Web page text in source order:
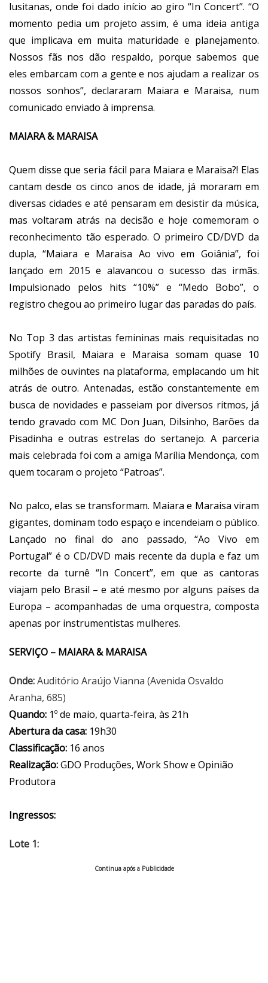
lusitanas, onde foi dado início ao giro “In Concert”. “O
momento pedia um projeto assim, é uma ideia antiga
que implicava em muita maturidade e planejamento.
Nossos fãs nos dão respaldo, porque sabemos que
eles embarcam com a gente e nos ajudam a realizar os
nossos sonhos”, declararam Maiara e Maraisa, num
comunicado enviado à imprensa.
MAIARA & MARAISA
Quem disse que seria fácil para Maiara e Maraisa?! Elas
cantam desde os cinco anos de idade, já moraram em
diversas cidades e até pensaram em desistir da música,
mas voltaram atrás na decisão e hoje comemoram o
reconhecimento tão esperado. O primeiro CD/DVD da
dupla, “Maiara e Maraisa Ao vivo em Goiânia”, foi
lançado em 2015 e alavancou o sucesso das irmãs.
Impulsionado pelos hits “10%” e “Medo Bobo”, o
registro chegou ao primeiro lugar das paradas do país.
No Top 3 das artistas femininas mais requisitadas no
Spotify Brasil, Maiara e Maraisa somam quase 10
milhões de ouvintes na plataforma, emplacando um hit
atrás de outro. Antenadas, estão constantemente em
busca de novidades e passeiam por diversos ritmos, já
tendo gravado com MC Don Juan, Dilsinho, Barões da
Pisadinha e outras estrelas do sertanejo. A parceria
mais celebrada foi com a amiga Marília Mendonça, com
quem tocaram o projeto “Patroas”.
No palco, elas se transformam. Maiara e Maraisa viram
gigantes, dominam todo espaço e incendeiam o público.
Lançado no final do ano passado, “Ao Vivo em
Portugal” é o CD/DVD mais recente da dupla e faz um
recorte da turnê “In Concert”, em que as cantoras
viajam pelo Brasil – e até mesmo por alguns países da
Europa – acompanhadas de uma orquestra, composta
apenas por instrumentistas mulheres.
SERVIÇO – MAIARA & MARAISA
Onde:Auditório Araújo Vianna (Avenida Osvaldo
Aranha, 685)
Quando: 1º de maio, quarta-feira, às 21h
Abertura da casa: 19h30
Classificação: 16 anos
Realização:GDO Produções, Work Show e Opinião
Produtora
Ingressos:
Lote 1:
Continua após a Publicidade